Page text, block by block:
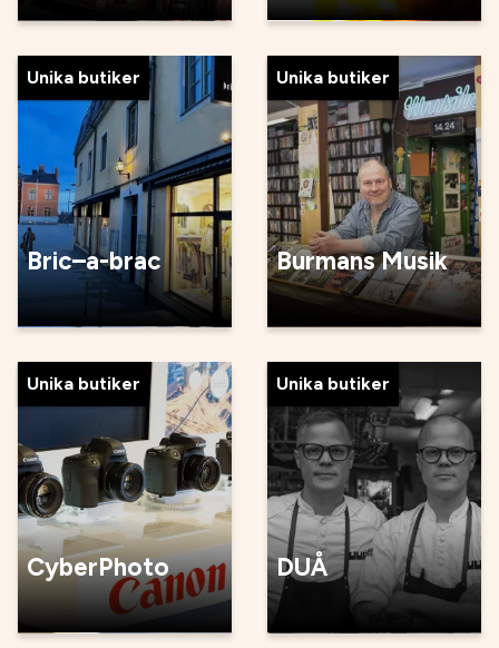
Unika butiker
Bric–a-brac
Unika butiker
Burmans Musik
Unika butiker
CyberPhoto
Unika butiker
DUÅ